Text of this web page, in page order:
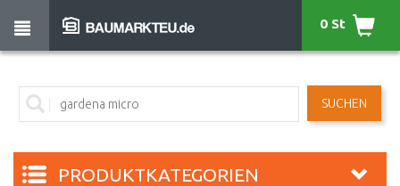
SUCHEN
0 St
PRODUKTKATEGORIEN